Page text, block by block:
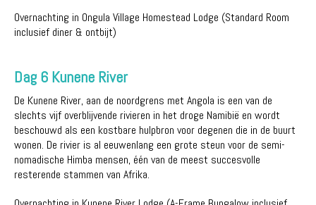
Overnachting in Ongula Village Homestead Lodge (Standard Room
inclusief diner & ontbijt)
Dag 6 Kunene River
De Kunene River, aan de noordgrens met Angola is een van de
slechts vijf overblijvende rivieren in het droge Namibië en wordt
beschouwd als een kostbare hulpbron voor degenen die in de buurt
wonen. De rivier is al eeuwenlang een grote steun voor de semi-
nomadische Himba mensen, één van de meest succesvolle
resterende stammen van Afrika.